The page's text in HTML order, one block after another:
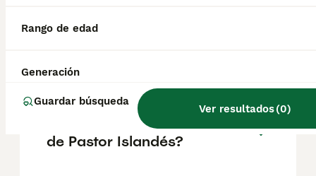
Rango de edad
Generación
Guardar búsqueda
Ver resultados(0)
australiano?
¿Cuánto cuesta un cachorro
de Pastor Islandés?